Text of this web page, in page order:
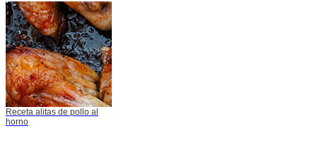
Receta alitas de pollo al
horno